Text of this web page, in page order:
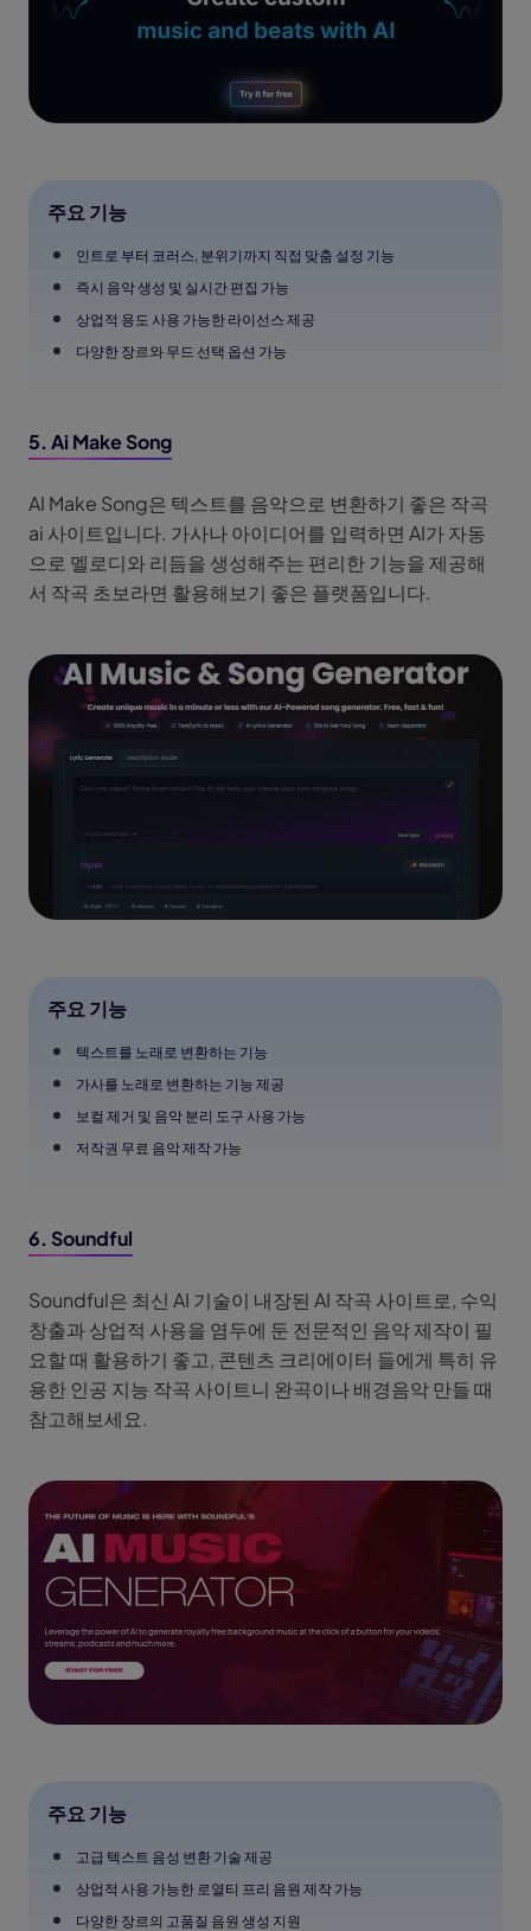
주요 기능
인트로 부터 코러스, 분위기까지 직접 맞춤 설정 기능
즉시 음악 생성 및 실시간 편집 가능
상업적 용도 사용 가능한 라이선스 제공
다양한 장르와 무드 선택 옵션 가능
5. Ai Make Song
AI Make Song은 텍스트를 음악으로 변환하기 좋은 작곡
ai 사이트입니다. 가사나 아이디어를 입력하면 AI가 자동
으로 멜로디와 리듬을 생성해주는 편리한 기능을 제공해
서 작곡 초보라면 활용해보기 좋은 플랫폼입니다.
주요 기능
텍스트를 노래로 변환하는 기능
가사를 노래로 변환하는 기능 제공
보컬 제거 및 음악 분리 도구 사용 가능
저작권 무료 음악 제작 가능
6. Soundful
Soundful은 최신 AI 기술이 내장된 AI 작곡 사이트로, 수익
창출과 상업적 사용을 염두에 둔 전문적인 음악 제작이 필
요할 때 활용하기 좋고, 콘텐츠 크리에이터 들에게 특히 유
용한 인공 지능 작곡 사이트니 완곡이나 배경음악 만들 때
참고해보세요.
주요 기능
고급 텍스트 음성 변환 기술 제공
상업적 사용 가능한 로열티 프리 음원 제작 가능
다양한 장르의 고품질 음원 생성 지원